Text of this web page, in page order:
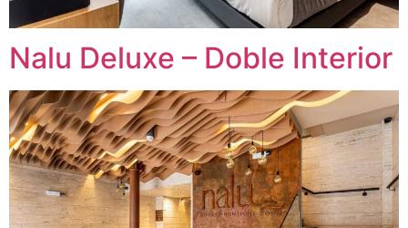
Nalu Deluxe – Doble Interior